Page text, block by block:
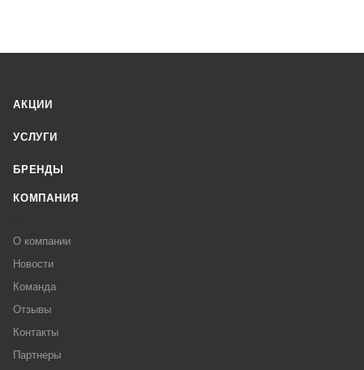
АКЦИИ
УСЛУГИ
БРЕНДЫ
КОМПАНИЯ
О компании
Новости
Команда
Отзывы
Контакты
Партнеры